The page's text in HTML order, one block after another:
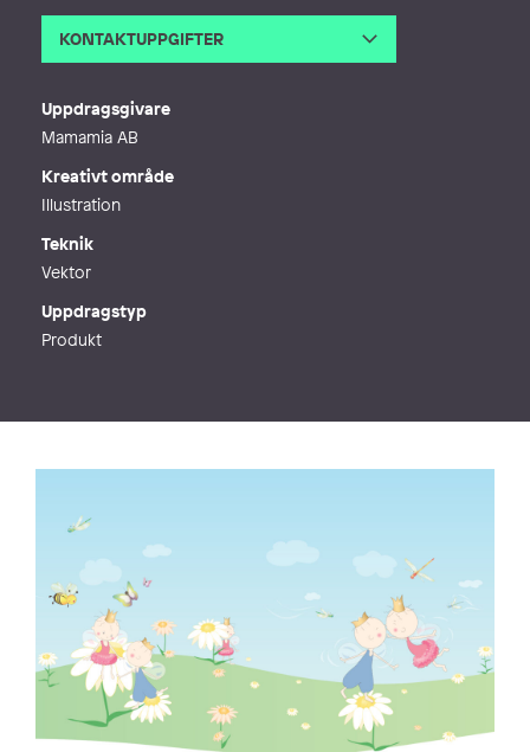
KONTAKTUPPGIFTER
Uppdragsgivare
Mamamia AB
Kreativt område
Illustration
Teknik
Vektor
Uppdragstyp
Produkt